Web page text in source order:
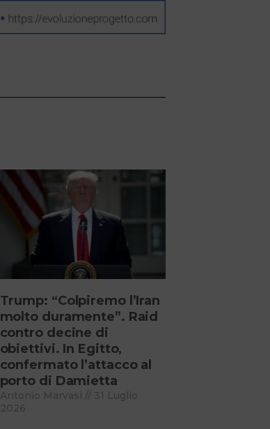
Trump: “Colpiremo l’Iran
molto duramente”. Raid
contro decine di
obiettivi. In Egitto,
confermato l’attacco al
porto di Damietta
Antonio Marvasi
31 Luglio
2026